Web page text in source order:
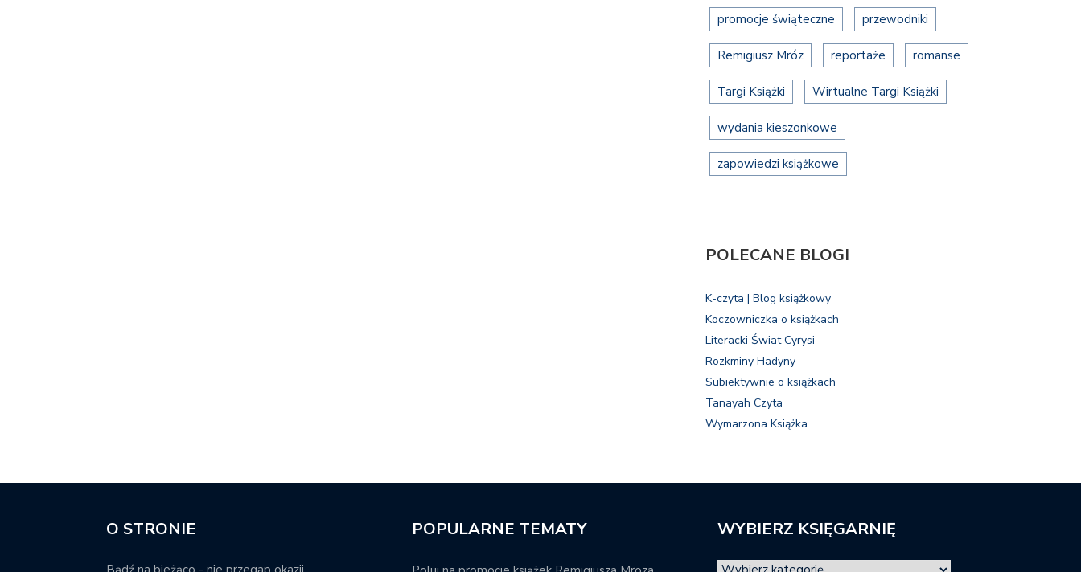
promocje świąteczne przewodniki
Remigiusz Mróz reportaże romanse
Targi Książki Wirtualne Targi Książki
wydania kieszonkowe
zapowiedzi książkowe
POLECANE BLOGI
K-czyta | Blog książkowy
Koczowniczka o książkach
Literacki Świat Cyrysi
Rozkminy Hadyny
Subiektywnie o książkach
Tanayah Czyta
Wymarzona Książka
O STRONIE POPULARNE TEMATY WYBIERZ KSIĘGARNIĘ